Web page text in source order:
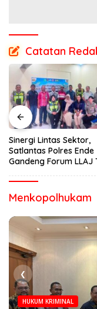
Catatan
Sinergi Lintas Sektor,
Satlantas Polres Ende
Gandeng Forum LLAJ
Menkopolhukam
HUKUM KRIMINAL
❮